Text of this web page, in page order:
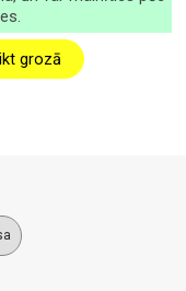
grozā